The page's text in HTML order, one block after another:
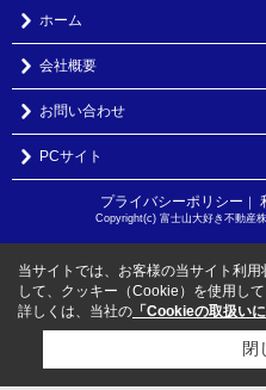
ホーム
会社概要
お問い合わせ
PCサイト
プライバシーポリシー
Copyright(c) 富士山大好き不動産
当サイトでは、お客様の当サイト利
して、クッキー（Cookie）を使用して
詳しくは、当社の 「Cookieの取扱い
閉